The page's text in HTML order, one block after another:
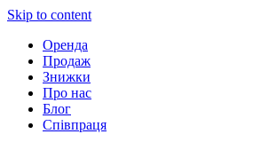
Skip to content
Оренда
Продаж
Знижки
Про нас
Блог
Співпраця